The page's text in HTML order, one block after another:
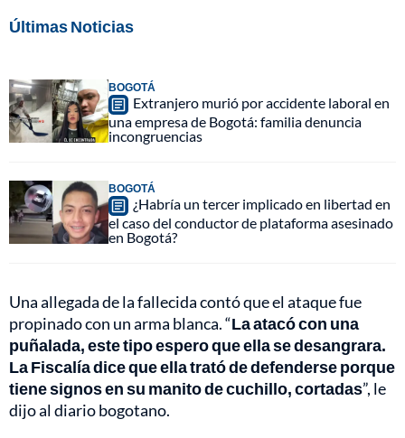
Últimas Noticias
BOGOTÁ
Extranjero murió por accidente laboral en
una empresa de Bogotá: familia denuncia
incongruencias
BOGOTÁ
¿Habría un tercer implicado en libertad en
el caso del conductor de plataforma asesinado
en Bogotá?
Una allegada de la fallecida contó que el ataque fue
propinado con un arma blanca. “La atacó con una
puñalada, este tipo espero que ella se desangrara.
La Fiscalía dice que ella trató de defenderse porque
tiene signos en su manito de cuchillo, cortadas”, le
dijo al diario bogotano.